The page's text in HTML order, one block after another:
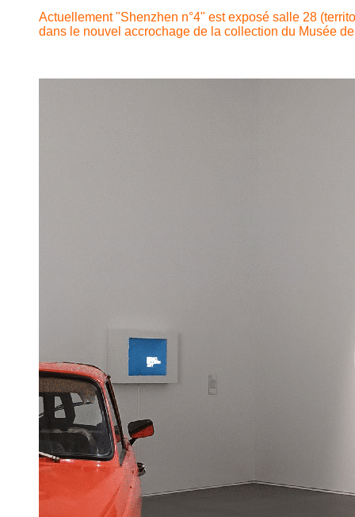
Actuellement "Shenzhen n°4" est exposé salle 28
dans le nouvel accrochage de la collection du Musée